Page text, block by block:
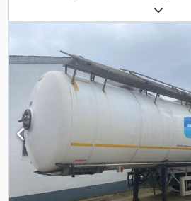
3.600 mm
385/65 R22..5, Farbe:Sonstige, Baujahr:
Weitere Optionen und Zubehör =
Sonstiges - Trommelbremsen =
Klassen: FL, AT ADR-Tankcode: L4BH
Fahrgestellhöhe: 100 cm Durchmesser
Sattelkupplung: 2 inch Höhe des
Deichsel: 120 cm Trommelbremse: ✓
Volumen: 32.5 m3 Tank Inhalt (Liter):
Inhalt Fächer (Liter): 32500 Materialcode:
Tankmaterial: Inox Isoliert: ✓ Heizung: ✓
Prüfdruck: 4 bar Maximale
mm (heads), 3.0 mm (shell)